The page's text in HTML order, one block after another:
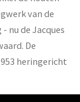
van de
nu de Jacques
De
heringericht